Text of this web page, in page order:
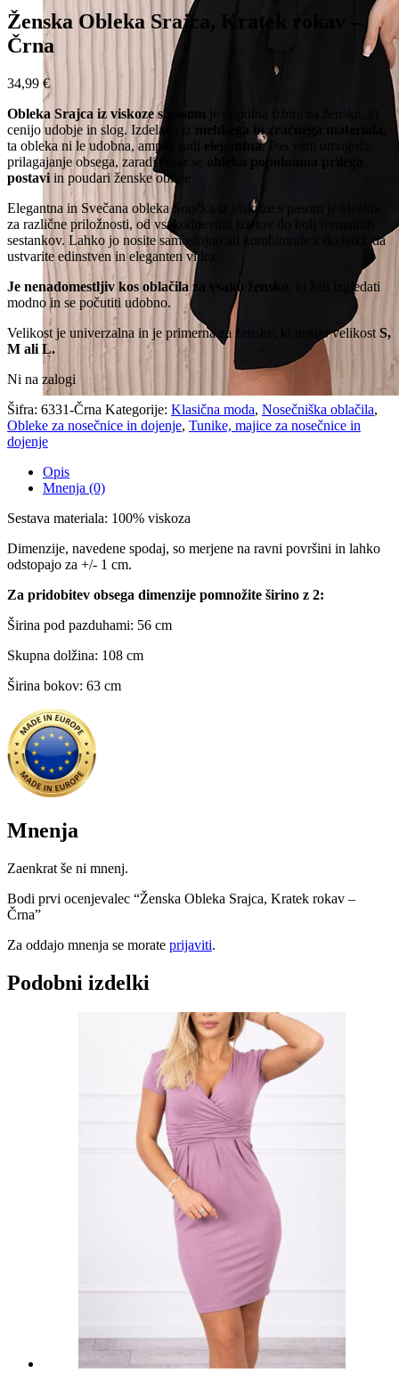
Ženska Obleka Srajca, Kratek rokav –
Črna
34,99 €
Obleka Srajca iz viskoze s pasom
je popolna izbira za ženske, ki
cenijo udobje in slog. Izdelana iz
mehkega in zračnega materiala
ta obleka ni le udobna, ampak tudi
elegantna. Pas vam omogoča
prilagajanje obsega, zaradi česar se
postavi in poudari ženske obline.
Elegantna in Svečana obleka Srajčka iz viskoze s pasom je idealna
za različne priložnosti, od vsakodnevnih izletov do bolj formalnih
sestankov. Lahko jo nosite samostojno ali kombinirate z dodatki, da
ustvarite edinstven in eleganten videz.
Je nenadomestljiv kos oblačila za vsako žensko
, ki želi izgledati
modno in se počutiti udobno.
Velikost je univerzalna in je primerna za ženske, ki nosijo velikost S,
M ali L.
Ni na zalogi
Šifra: 6331-Črna Kategorije: Klasična moda, Nosečniška oblačila,
Obleke za nosečnice in dojenje, Tunike, majice za nosečnice in
dojenje
Opis
Mnenja (0)
Sestava materiala: 100% viskoza
Dimenzije, navedene spodaj, so merjene na ravni površini in lahko
odstopajo za +/- 1 cm.
Za pridobitev obsega dimenzije pomnožite širino z 2:
Širina pod pazduhami: 56 cm
Skupna dolžina: 108 cm
Širina bokov: 63 cm
Mnenja
Zaenkrat še ni mnenj.
Bodi prvi ocenjevalec “Ženska Obleka Srajca, Kratek rokav –
Črna”
Za oddajo mnenja se morate prijaviti.
Podobni izdelki